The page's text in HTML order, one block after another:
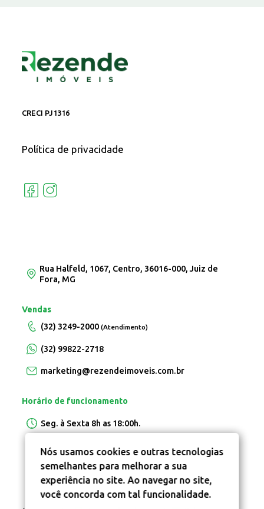
CRECI PJ1316
Política de privacidade
Rua Halfeld, 1067, Centro, 36016-000, Juiz de
Fora, MG
Vendas
(32) 3249-2000(Atendimento)
(32) 99822-2718
marketing@rezendeimoveis.com.br
Horário de funcionamento
Seg. à Sexta 8h as 18:00h.
Nós usamos cookies e outras tecnologias
semelhantes para melhorar a sua
experiência no site. Ao navegar no site,
você concorda com tal funcionalidade.